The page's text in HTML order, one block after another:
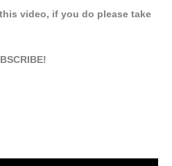
video, if you do please take